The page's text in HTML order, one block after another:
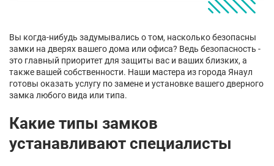
Вы когда-нибудь задумывались о том, насколько безопасны
замки на дверях вашего дома или офиса? Ведь безопасность -
это главный приоритет для защиты вас и ваших близких, а
также вашей собственности. Наши мастера из города Янаул
готовы оказать услугу по замене и установке вашего дверного
замка любого вида или типа.
Какие типы замков
устанавливают специалисты